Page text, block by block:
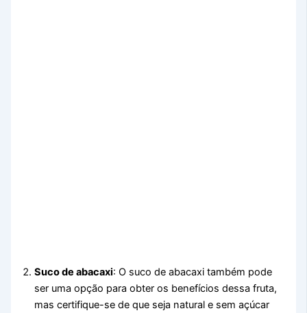
Suco de abacaxi: O suco de abacaxi também pode
ser uma opção para obter os benefícios dessa fruta,
mas certifique-se de que seja natural e sem açúcar